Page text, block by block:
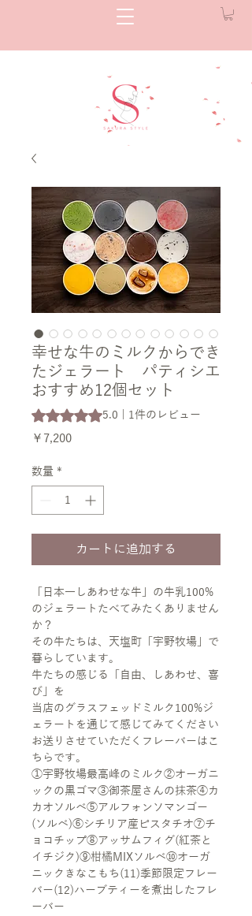
幸せな牛のミルクからでき
たジェラート パティシエ
おすすめ12個セット
評価は1件のレビューに基づき、5つ星
5.0 | 1件のレビュー
￥7,200価
数量 *
カートに追加する
「日本一しあわせな牛」の牛乳100%
のジェラートたべてみたくありません
か？
その牛たちは、天塩町「宇野牧場」で
暮らしています。
牛たちの感じる「自由、しあわせ、喜
び」を
当店のグラスフェッドミルク100%ジ
ェラートを通じて感じてみてください
お送りさせていただくフレーバーはこ
ちらです。
①宇野牧場最高峰のミルク②オーガニ
ックの黒ゴマ③御茶屋さんの抹茶④カ
カオソルベ⑤アルフォンソマンゴー
(ソルベ)⑥シチリア産ピスタチオ⑦チ
ョコチップ⑧アッサムフィグ(紅茶と
イチジク)⑨柑橘MIXソルベ⑩オーガ
ニックきなこもち(11)季節限定フレー
バー(12)ハーブティーを煮出したフレ
ーバー